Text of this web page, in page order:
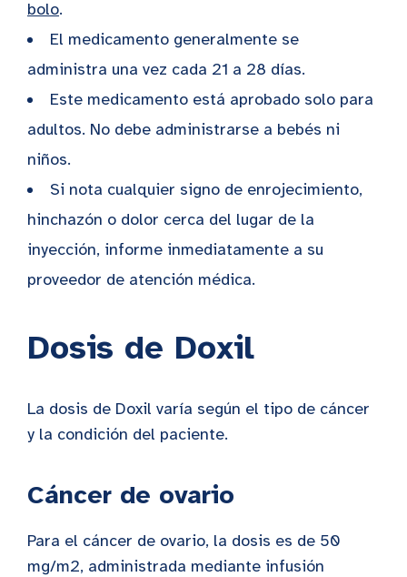
bolo.
El medicamento generalmente se
administra una vez cada 21 a 28 días.
Este medicamento está aprobado solo para
adultos. No debe administrarse a bebés ni
niños.
Si nota cualquier signo de enrojecimiento,
hinchazón o dolor cerca del lugar de la
inyección, informe inmediatamente a su
proveedor de atención médica.
Dosis de Doxil
La dosis de Doxil varía según el tipo de cáncer
y la condición del paciente.
Cáncer de ovario
Para el cáncer de ovario, la dosis es de 50
mg/m2, administrada mediante infusión